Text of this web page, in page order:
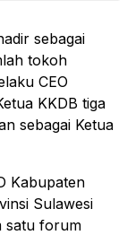
sebagai
tokoh
CEO
KKDB tiga
sebagai Ketua
Kabupaten
Sulawesi
satu forum